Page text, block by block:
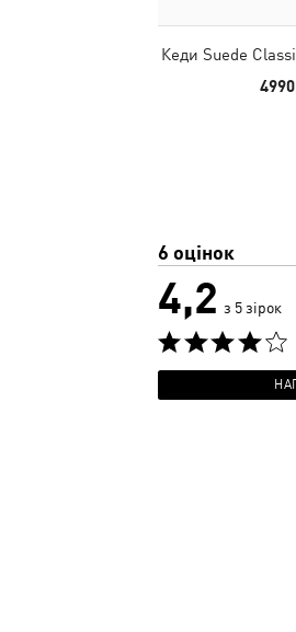
Кеди Suede
6 оцінок
4,2 з 5 зірок